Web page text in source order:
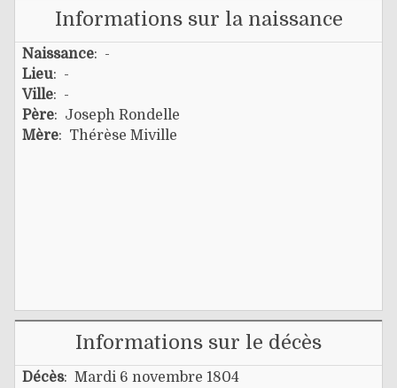
Informations sur la naissance
Naissance: -
Lieu: -
Ville: -
Père: Joseph Rondelle
Mère: Thérèse Miville
Informations sur le décès
Décès: Mardi 6 novembre 1804